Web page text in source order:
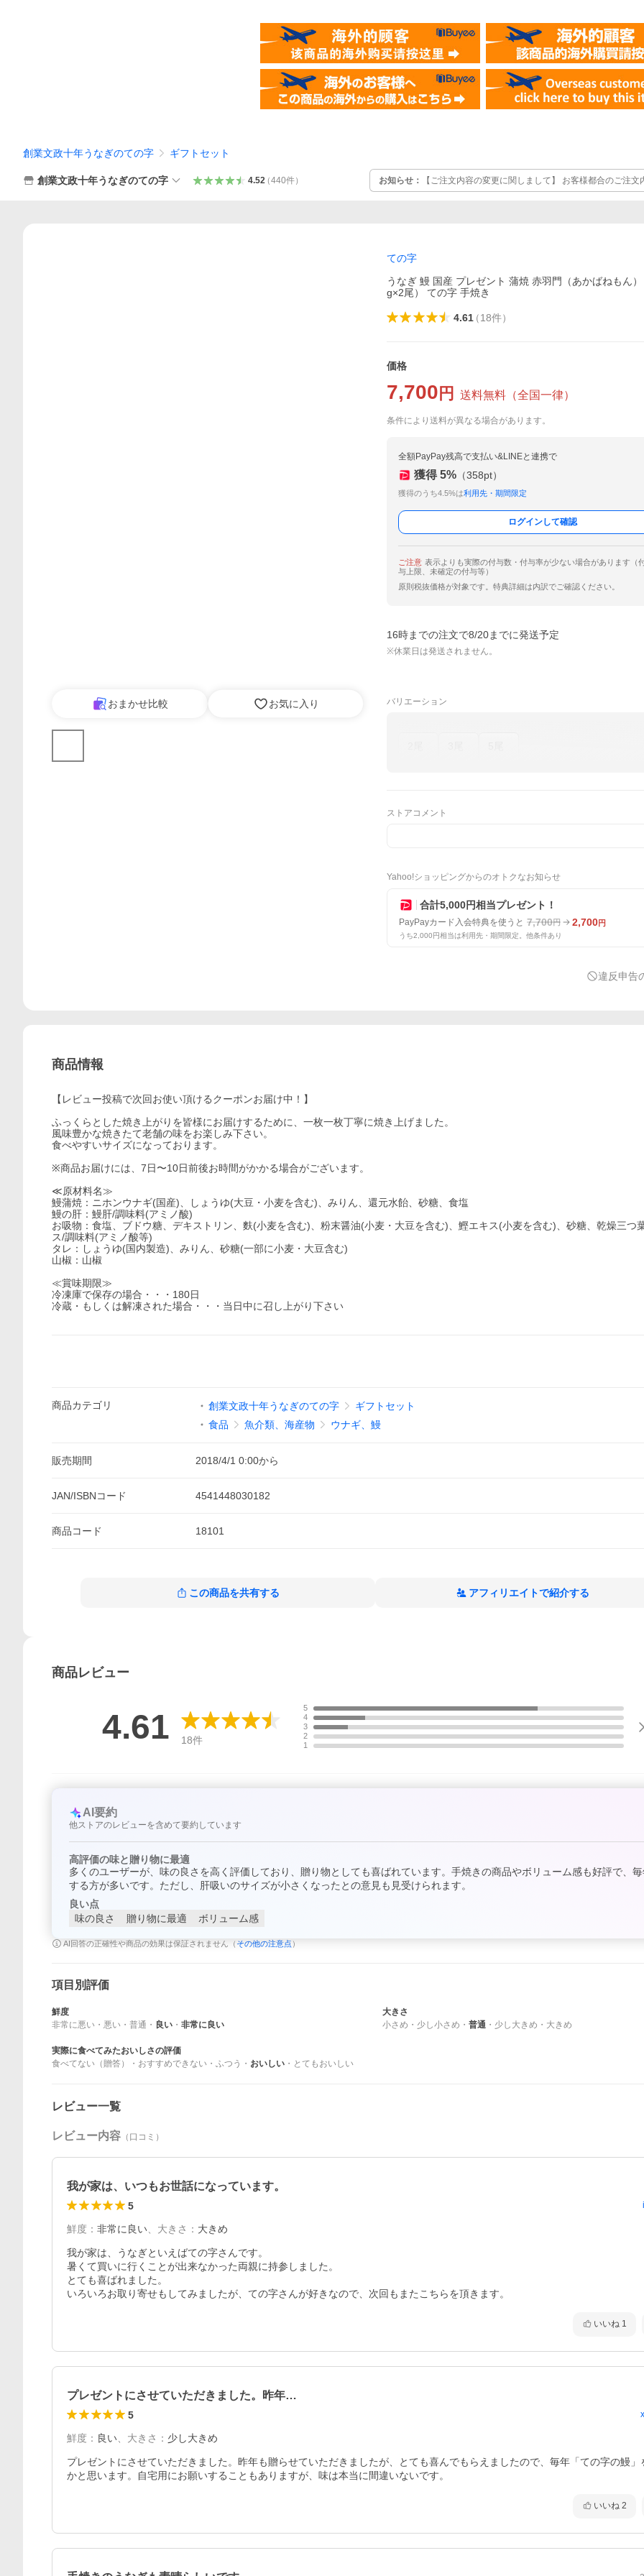
創業文政十年うなぎのての字 ギフトセット
創業文政十年うなぎのての字 4.52（440件） お知らせ：
【ご注文内容の変更に関しまして】 お客様都合のご注
ます「ご注文承諾通知」というタイトルのメールが届いてからは承
おまかせ比較 お気に入り
ての字
うなぎ 鰻 国産 プレゼント 蒲焼 赤羽門（あかばねもん
g×2尾） ての字 手焼き
4.61（18件）
価格
7,700 円 送料無料 （全国一律）
条件により送料が異なる場合があります。
全額PayPay残高で支払い&LINEと連携で
獲得 5% （358pt）
獲得のうち4.5%は利用先・期間限定
ログインして確認
ご注意 表示よりも実際の付与数・付与率が少ない場合があります（
与上限、未確定の付与等）
原則税抜価格が対象です。特典詳細は内訳でご確認ください。
16時までの注文で8/20までに発送予定
※休業日は発送されません。
バリエーション
ストアコメント
Yahoo!ショッピングからのオトクなお知らせ
合計5,000円相当プレゼント！
PayPayカード入会特典を使うと 7,700円 2,700円
うち2,000円相当は利用先・期間限定。他条件あり
違反申告
商品情報
【レビュー投稿で次回お使い頂けるクーポンお届け中！】
ふっくらとした焼き上がりを皆様にお届けするために、一枚一枚丁寧に焼き上げました。
風味豊かな焼きたて老舗の味をお楽しみ下さい。
食べやすいサイズになっております。
※商品お届けには、7日〜10日前後お時間がかかる場合がございます。
≪原材料名≫
鰻蒲焼：ニホンウナギ(国産)、しょうゆ(大豆・小麦を含む)、みりん、還元水飴、砂糖、食塩
鰻の肝：鰻肝/調味料(アミノ酸)
お吸物：食塩、ブドウ糖、デキストリン、麩(小麦を含む)、粉末醤油(小麦・大豆を含む)、鰹エキス(小麦を含む)、砂糖、乾燥三つ
ス/調味料(アミノ酸等)
タレ：しょうゆ(国内製造)、みりん、砂糖(一部に小麦・大豆含む)
山椒：山椒
≪賞味期限≫
冷凍庫で保存の場合・・・180日
冷蔵・もしくは解凍された場合・・・当日中に召し上がり下さい
商品カテゴリ 創業文政十年うなぎのての字
ギフトセット
食品
魚介類、海産物 ウナギ、鰻
販売期間 2018/4/1 0:00から
JAN/ISBNコード 4541448030182
商品コード 18101
この商品を共有する アフィリエイトで紹介する
商品レビュー
4.61 18件
5
4
3
2
1
AI要約
他ストアのレビューを含めて要約しています
高評価の味と贈り物に最適
多くのユーザーが、味の良さを高く評価しており、贈り物としても喜ばれています。手焼きの商品やボリューム感も好評で、
する方が多いです。ただし、肝吸いのサイズが小さくなったとの意見も見受けられます。
良い点
味の良さ
贈り物に最適 ボリューム感
AI回答の正確性や商品の効果は保証されません（ その他の注意点 ）
項目別評価
鮮度
非常に悪い ・ 悪い ・ 普通 ・ 良い ・ 非常に良い
大きさ
小さめ ・ 少し小さめ ・ 普通 ・ 少し大きめ ・ 大きめ
実際に食べてみたおいしさの評価
食べてない（贈答）
・ おすすめできない ・ ふつう ・ おいしい ・ とてもおいしい
レビュー一覧
レビュー内容 （口コミ）
我が家は、いつもお世話になっています。
5
鮮度 ： 非常に良い 大きさ ： 大きめ
我が家は、うなぎといえばての字さんです。
暑くて買いに行くことが出来なかった両親に持参しました。
とても喜ばれました。
いろいろお取り寄せもしてみましたが、ての字さんが好きなので、次回もまたこちらを頂きます。
いいね 1
プレゼントにさせていただきました。昨年…
5
鮮度 ： 良い 大きさ ： 少し大きめ
プレゼントにさせていただきました。昨年も贈らせていただきましたが、とても喜んでもらえましたので、毎年「ての字の鰻」
かと思います。自宅用にお願いすることもありますが、味は本当に間違いないです。
いいね 2